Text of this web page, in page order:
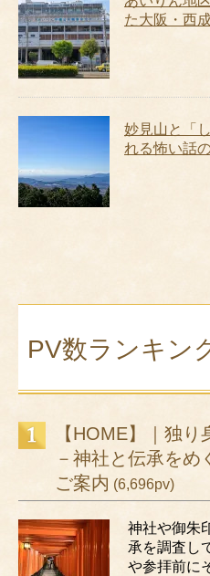
た大阪・西
妙見山と「
れる怖い話
PV数ランキン
【HOME】｜独
－神社と伝承をめ
ご案内 (6,696pv)
神社や御朱
承を調査し
や参拝前に